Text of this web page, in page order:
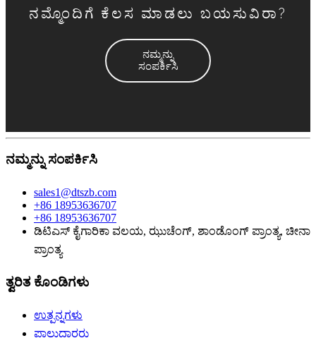
ನಮ್ಮೊಂದಿಗೆ ಕೆಲಸ ಮಾಡಲು ಬಯಸುವಿರಾ?
ನಮ್ಮನ್ನು
ಸಂಪರ್ಕಿಸಿ
ನಮ್ಮನ್ನು ಸಂಪರ್ಕಿಸಿ
sales1@dtszb.com
+86 18953636707
+86 18953636707
ಡಿಟಿಎಸ್ ಕೈಗಾರಿಕಾ ವಲಯ, ಝುಚೆಂಗ್, ಶಾಂಡೊಂಗ್ ಪ್ರಾಂತ್ಯ, ಚೀನಾ
ಪ್ರಾಂತ್ಯ
ತ್ವರಿತ ಕೊಂಡಿಗಳು
ಉತ್ಪನ್ನಗಳು
ಪಾಲುದಾರರು